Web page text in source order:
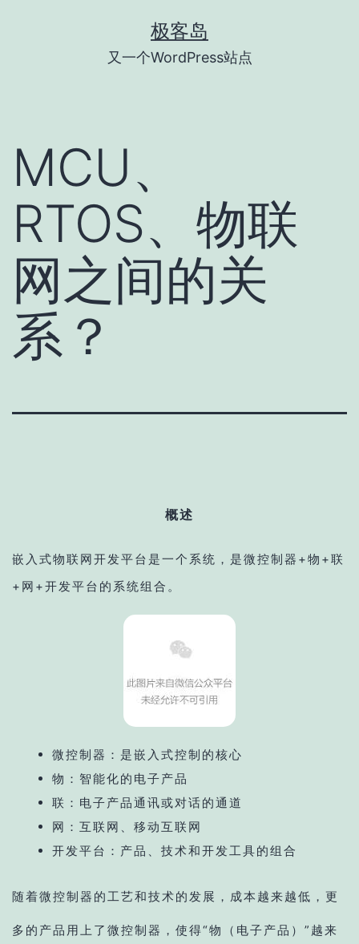
极客岛
又一个WordPress站点
MCU、
RTOS、物联
网之间的关
系？
概述
嵌入式物联网开发平台是一个系统，是微控制器+物+联
+网+开发平台的系统组合。
微控制器：是嵌入式控制的核心
物：智能化的电子产品
联：电子产品通讯或对话的通道
网：互联网、移动互联网
开发平台：产品、技术和开发工具的组合
随着微控制器的工艺和技术的发展，成本越来越低，更
多的产品用上了微控制器，使得“物（电子产品）”越来